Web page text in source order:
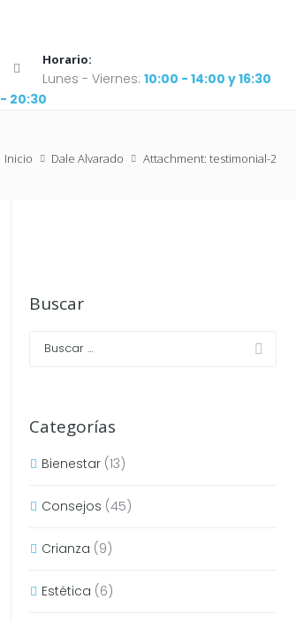
Horario:
Lunes - Viernes:10:00 - 14:00 y 16:30
- 20:30
Inicio Dale Alvarado Attachment: testimonial-2
Buscar
Categorías
Bienestar (13)
Consejos (45)
Crianza (9)
Estética (6)